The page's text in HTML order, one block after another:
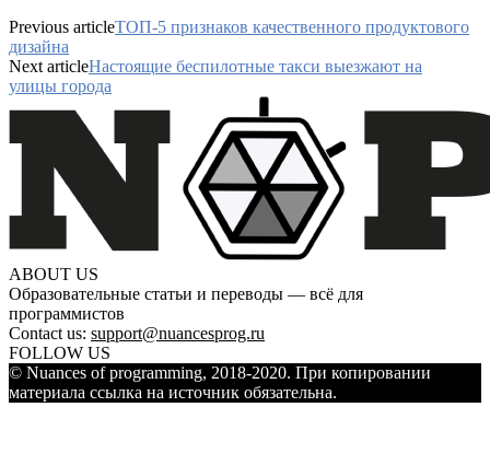
Previous articleТОП-5 признаков качественного продуктового
дизайна
Next articleНастоящие беспилотные такси выезжают на
улицы города
ABOUT US
Образовательные статьи и переводы — всё для
программистов
Contact us: support@nuancesprog.ru
FOLLOW US
© Nuances of programming, 2018-2020. При копировании
материала ссылка на источник обязательна.